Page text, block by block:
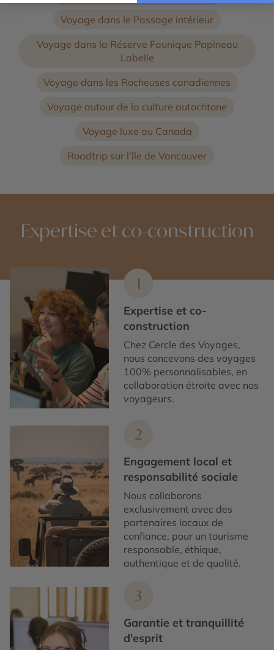
Voyage dans le Passage intérieur
Voyage dans la Réserve Faunique Papineau
Labelle
Voyage dans les Rocheuses canadiennes
Voyage autour de la culture autochtone
Voyage luxe au Canada
Roadtrip sur l'île de Vancouver
Expertise et co-construction
1
Expertise et co-
construction
Chez Cercle des Voyages,
nous concevons des voyages
100% personnalisables, en
collaboration étroite avec nos
voyageurs.
2
Engagement local et
responsabilité sociale
Nous collaborons
exclusivement avec des
partenaires locaux de
confiance, pour un tourisme
responsable, éthique,
authentique et de qualité.
3
Garantie et tranquillité
d'esprit